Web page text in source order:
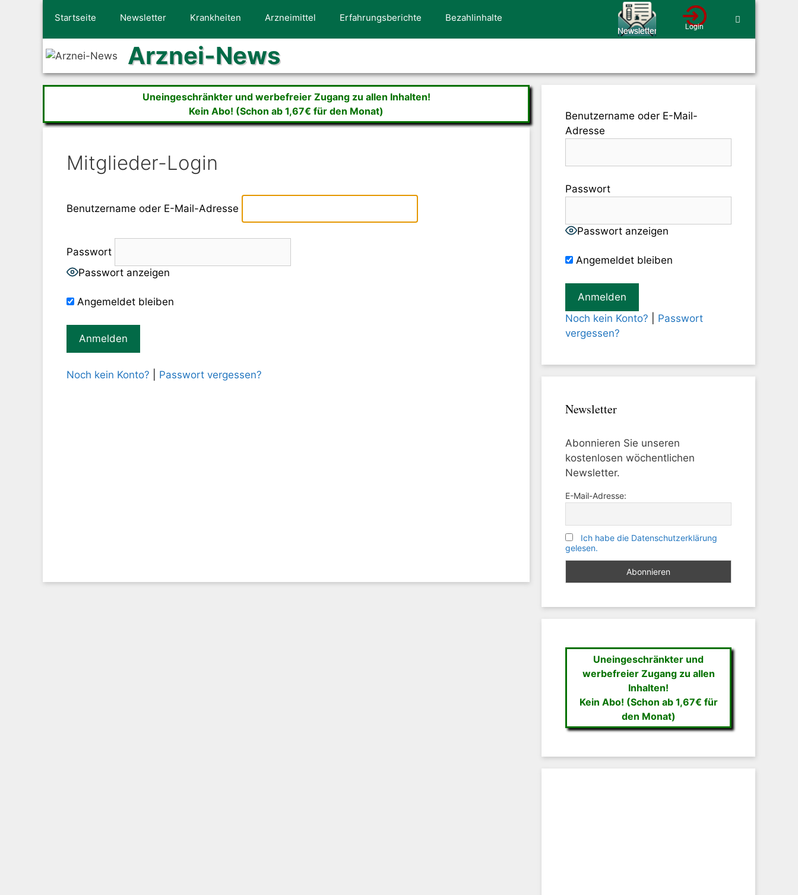
Startseite Newsletter Krankheiten Arzneimittel Erfahrungsberichte Bezahlinhalte
Arznei-News
Uneingeschränkter und werbefreier Zugang zu allen Inhalten!
Kein Abo! (Schon ab 1,67€ für den Monat)
Mitglieder-Login
Benutzername oder E-Mail-Adresse
Passwort
Passwort anzeigen
Angemeldet bleiben
Noch kein Konto? Passwort vergessen?
Benutzername oder E-Mail-
Adresse
Passwort
Passwort anzeigen
Angemeldet bleiben
Noch kein Konto?
Passwort
vergessen?
Newsletter
Abonnieren Sie unseren
kostenlosen wöchentlichen
Newsletter.
E-Mail-Adresse:
Ich habe die Datenschutzerklärung
gelesen.
Uneingeschränkter und
werbefreier Zugang zu allen
Inhalten!
Kein Abo! (Schon ab 1,67€ für
den Monat)